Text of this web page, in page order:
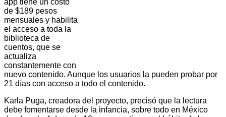
de $189 pesos
mensuales y habilita
el acceso a toda la
biblioteca de
cuentos, que se
actualiza
constantemente con
nuevo contenido. Aunque los usuarios la pueden probar por
21 días con acceso a todo el contenido.
Karla Puga, creadora del proyecto, precisó que la lectura
debe fomentarse desde la infancia, sobre todo en México